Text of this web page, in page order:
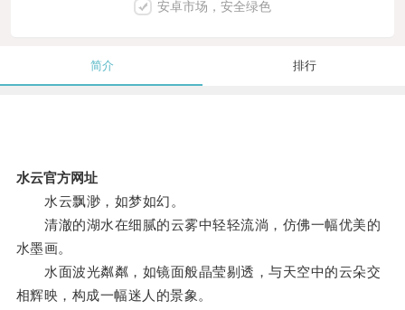
安卓市场，安全绿色
简介 排行
水云官方网址
水云飘渺，如梦如幻。
清澈的湖水在细腻的云雾中轻轻流淌，仿佛一幅优美的
水墨画。
水面波光粼粼，如镜面般晶莹剔透，与天空中的云朵交
相辉映，构成一幅迷人的景象。